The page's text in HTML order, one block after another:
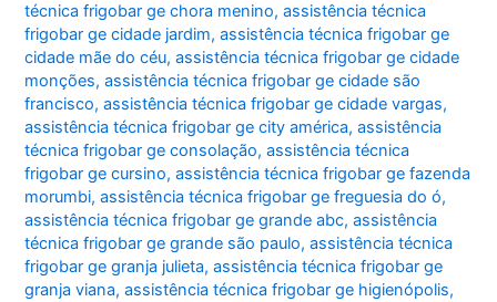
técnica frigobar ge chora menino,assistência técnica
frigobar ge cidade jardim,assistência técnica frigobar ge
cidade mãe do céu,assistência técnica frigobar ge cidade
monções,assistência técnica frigobar ge cidade são
francisco,assistência técnica frigobar ge cidade vargas,
assistência técnica frigobar ge city américa,assistência
técnica frigobar ge consolação,assistência técnica
frigobar ge cursino,assistência técnica frigobar ge fazenda
morumbi,assistência técnica frigobar ge freguesia do ó,
assistência técnica frigobar ge grande abc,assistência
técnica frigobar ge grande são paulo,assistência técnica
frigobar ge granja julieta,assistência técnica frigobar ge
granja viana,assistência técnica frigobar ge higienópolis,